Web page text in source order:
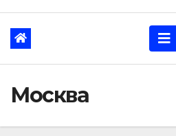
Москва